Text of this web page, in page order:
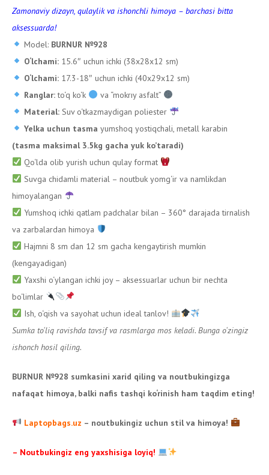
Zamonaviy dizayn, qulaylik va ishonchli himoya – barchasi bitta
aksessuarda!
Model: BURNUR №928
O‘lchami: 15.6″ uchun ichki (38x28x12 sm)
O‘lchami:17.3-18″ uchun ichki (40x29x12 sm)
Ranglar:to‘q ko‘k
va “mokrıy asfalt”
Material: Suv o‘tkazmaydigan poliester
Yelka uchun tasma yumshoq yostiqchali, metall karabin
(tasma maksimal 3.5kg gacha yuk ko’taradi)
Qo‘lda olib yurish uchun qulay format
Suvga chidamli material – noutbuk yomg‘ir va namlikdan
himoyalangan
Yumshoq ichki qatlam padchalar bilan – 360° darajada tirnalish
va zarbalardan himoya
Hajmni 8 sm dan 12 sm gacha kengaytirish mumkin
(kengayadigan)
Yaxshi o‘ylangan ichki joy – aksessuarlar uchun bir nechta
bo‘limlar
Ish, o‘qish va sayohat uchun ideal tanlov!
Sumka to‘liq ravishda tavsif va rasmlarga mos keladi. Bunga o‘zingiz
ishonch hosil qiling.
BURNUR №928 sumkasini xarid qiling va noutbukingizga
nafaqat himoya, balki nafis tashqi ko‘rinish ham taqdim eting!
Laptopbags.uz – noutbukingiz uchun stil va himoya!
– Noutbukingiz eng yaxshisiga loyiq!